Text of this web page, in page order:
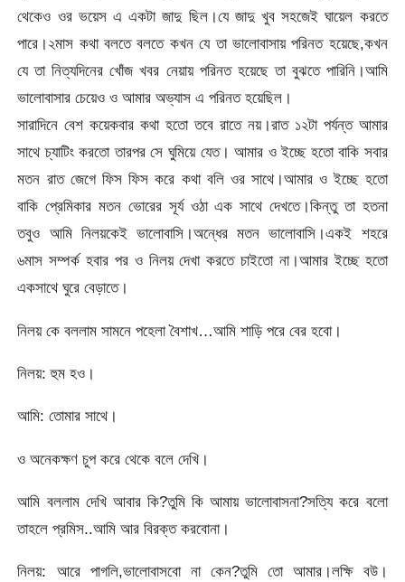
থেকেও ওর ভয়েস এ একটা জাদু ছিল।যে জাদু খুব সহজেই ঘায়েল করতে
পারে।২মাস কথা বলতে বলতে কখন যে তা ভালোবাসায় পরিনত হয়েছে,কখন
যে তা নিত্যদিনের খোঁজ খবর নেয়ায় পরিনত হয়েছে তা বুঝতে পারিনি।আমি
ভালোবাসার চেয়েও ও আমার অভ্যাস এ পরিনত হয়েছিল।
সারাদিনে বেশ কয়েকবার কথা হতো তবে রাতে নয়।রাত ১২টা পর্যন্ত আমার
সাথে চ্যাটিং করতো তারপর সে ঘুমিয়ে যেত। আমার ও ইচ্ছে হতো বাকি সবার
মতন রাত জেগে ফিস ফিস করে কথা বলি ওর সাথে।আমার ও ইচ্ছে হতো
বাকি প্রেমিকার মতন ভোরের সূর্য ওঠা এক সাথে দেখতে।কিন্তু তা হতনা
তবুও আমি নিলয়কেই ভালোবাসি।অন্ধের মতন ভালোবাসি।একই শহরে
৬মাস সম্পর্ক হবার পর ও নিলয় দেখা করতে চাইতো না।আমার ইচ্ছে হতো
একসাথে ঘুরে বেড়াতে।
নিলয় কে বললাম সামনে পহেলা বৈশাখ…আমি শাড়ি পরে বের হবো।
নিলয়: হুম হও।
আমি: তোমার সাথে।
ও অনেকক্ষণ চুপ করে থেকে বলে দেখি।
আমি বললাম দেখি আবার কি?তুমি কি আমায় ভালোবাসনা?সত্যি করে বলো
তাহলে প্রমিস..আমি আর বিরক্ত করবোনা।
নিলয়: আরে পাগলি,ভালোবাসবো না কেন?তুমি তো আমার।লক্ষি বউ।